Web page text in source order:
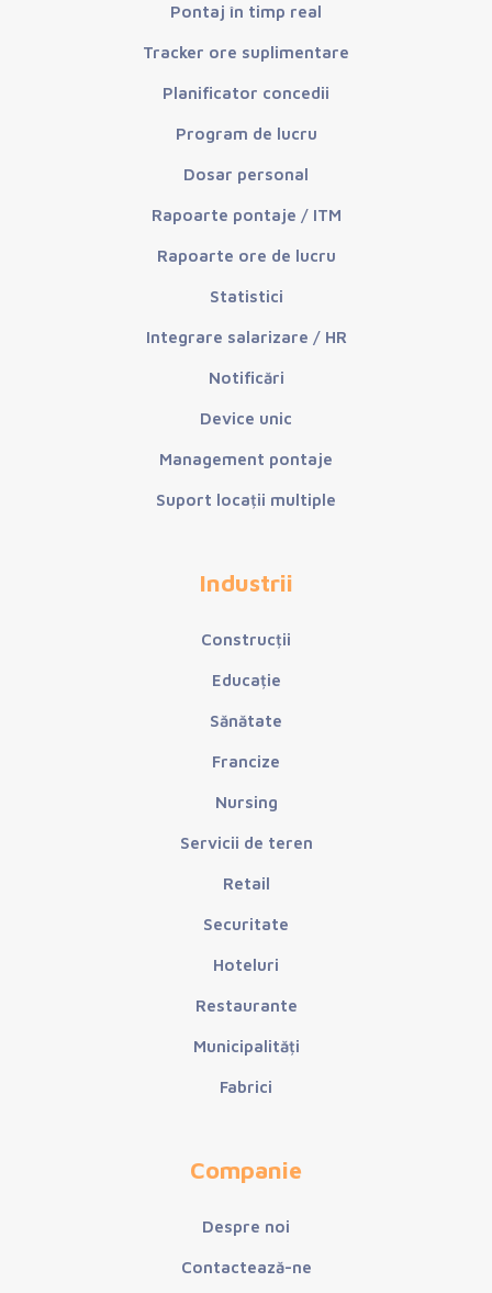
Pontaj în timp real
Tracker ore suplimentare
Planificator concedii
Program de lucru
Dosar personal
Rapoarte pontaje / ITM
Rapoarte ore de lucru
Statistici
Integrare salarizare / HR
Notificări
Device unic
Management pontaje
Suport locații multiple
Industrii
Construcții
Educație
Sănătate
Francize
Nursing
Servicii de teren
Retail
Securitate
Hoteluri
Restaurante
Municipalități
Fabrici
Companie
Despre noi
Contactează-ne